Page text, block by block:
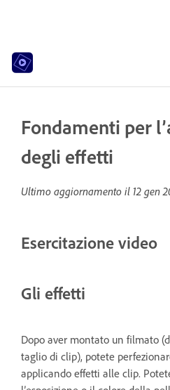
Fondamenti per
degli effetti
Ultimo aggiornamento il 12 gen
Esercitazione video
Gli effetti
Dopo aver montato un filmato
taglio di clip), potete
applicando effetti alle clip.